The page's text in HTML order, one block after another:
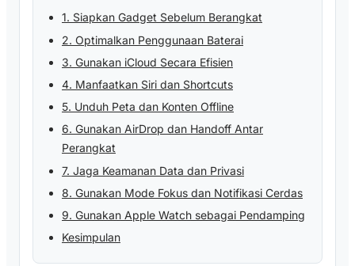
1. Siapkan Gadget Sebelum Berangkat
2. Optimalkan Penggunaan Baterai
3. Gunakan iCloud Secara Efisien
4. Manfaatkan Siri dan Shortcuts
5. Unduh Peta dan Konten Offline
6. Gunakan AirDrop dan Handoff Antar
Perangkat
7. Jaga Keamanan Data dan Privasi
8. Gunakan Mode Fokus dan Notifikasi Cerdas
9. Gunakan Apple Watch sebagai Pendamping
Kesimpulan